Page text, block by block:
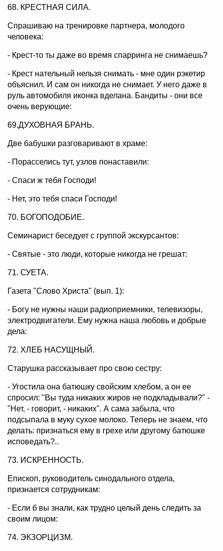
68. КРЕСТНАЯ СИЛА.
Спрашиваю на тренировке партнера, молодого
человека:
- Крест-то ты даже во время спарринга не снимаешь?
- Крест нательный нельзя снимать - мне один рэкетир
объяснил. И сам он никогда не снимает. У него даже в
руль автомобиля иконка вделана. Бандиты - они все
очень верующие:
69.ДУХОВНАЯ БРАНЬ.
Две бабушки разговаривают в храме:
- Порасселись тут, узлов понаставили:
- Спаси ж тебя Господи!
- Нет, это тебя спаси Господи!
70. БОГОПОДОБИЕ.
Семинарист беседует с группой экскурсантов:
- Святые - это люди, которые никогда не грешат:
71. СУЕТА.
Газета "Слово Христа" (вып. 1):
- Богу не нужны наши радиоприемники, телевизоры,
электродвигатели. Ему нужна наша любовь и добрые
дела:
72. ХЛЕБ НАСУЩНЫЙ.
Старушка рассказывает про свою сестру:
- Угостила она батюшку свойским хлебом, а он ее
спросил: "Вы туда никаких жиров не подкладывали?" -
"Нет, - говорит, - никаких". А сама забыла, что
подсыпала в муку сухое молоко. Теперь не знаем, что
делать: признаться ему в грехе или другому батюшке
исповедать?..
73. ИСКРЕННОСТЬ.
Епископ, руководитель синодального отдела,
признается сотрудникам:
- Если б вы знали, как трудно целый день следить за
своим лицом:
74. ЭКЗОРЦИЗМ.